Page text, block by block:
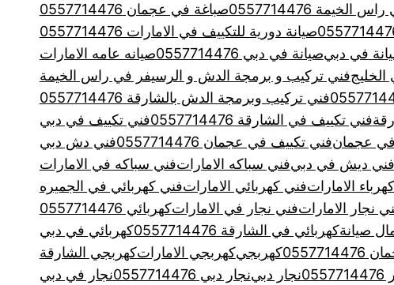
0557714476
صباغة في عجمان 0557714476
صيانة دورية للتكييف في الامارات 0557714476
في دبيصيانة في دبي 0557714476
صيانه عامه الامارات
فني تركيب و برمجة الدش و الرسيفر في راس الخيمة
فني تركيب وبرمجة الدش بالشارقة 0557714476
فني تكييف في الشارقة 0557714476
فني تكييف في دبي
عجمانفني تكييف في عجمان 0557714476
فني دش دبي
فني ديش في دبيفني سباكه الاماراتفني سباكه في الامارات
الاماراتفني كهربائي الاماراتفني كهربائي في الجميره
نجار الاماراتفني نجار في الاماراتكهربائي 0557714476
كهربائي في الشارقة 0557714476
كهربائي في دبي
كهربجيكهربجي الاماراتكهربجي الشارقة
نجار دبينجار دبي 0557714476 نجار في دبي